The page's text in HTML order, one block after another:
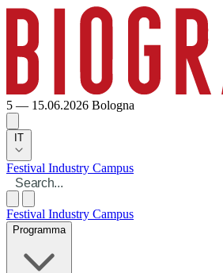
5 — 15.06.2026 Bologna
IT
Festival Industry Campus
Festival Industry Campus
Programma